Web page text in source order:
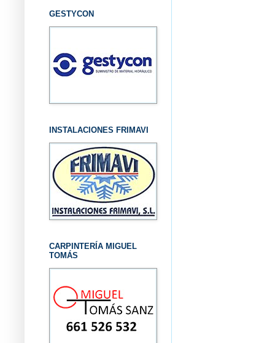
GESTYCON
INSTALACIONES FRIMAVI
CARPINTERÍA MIGUEL
TOMÁS